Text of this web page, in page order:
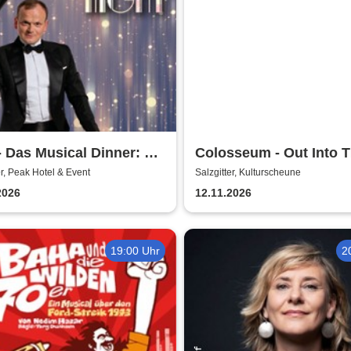
Das Musical Dinner: A
Night
Peak Hotel & Event
Colosseum - Out Into
Fields
Salzgitter, Kulturscheune
12.11.2026
19:00 Uhr